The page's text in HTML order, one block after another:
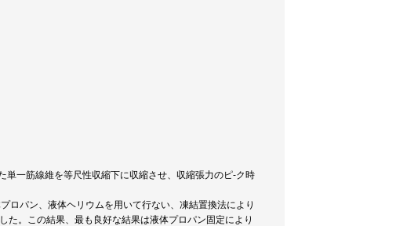
一筋線維を等尺性収縮下に収縮させ、収縮張力のピ-ク時
ロパン、液体ヘリウムを用いて行ない、凍結置換法により
。この結果、最も良好な結果は液体プロパン固定により